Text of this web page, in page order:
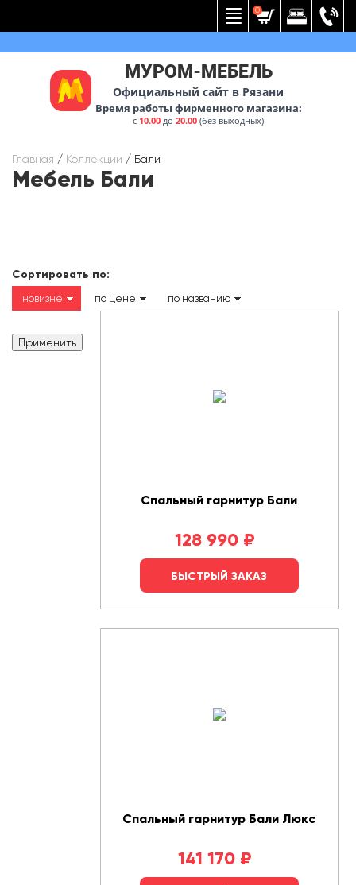
0
МУРОМ-МЕБЕЛЬ
Официальный сайт в Рязани
Время работы фирменного магазина:
с 10.00 до20.00 (без выходных)
Главная / Коллекции / Бали
Мебель Бали
Сортировать по:
новизне по цене по названию
Спальный гарнитур Бали
128 990 ₽
БЫСТРЫЙ ЗАКАЗ
Спальный гарнитур Бали Люкс
141 170 ₽